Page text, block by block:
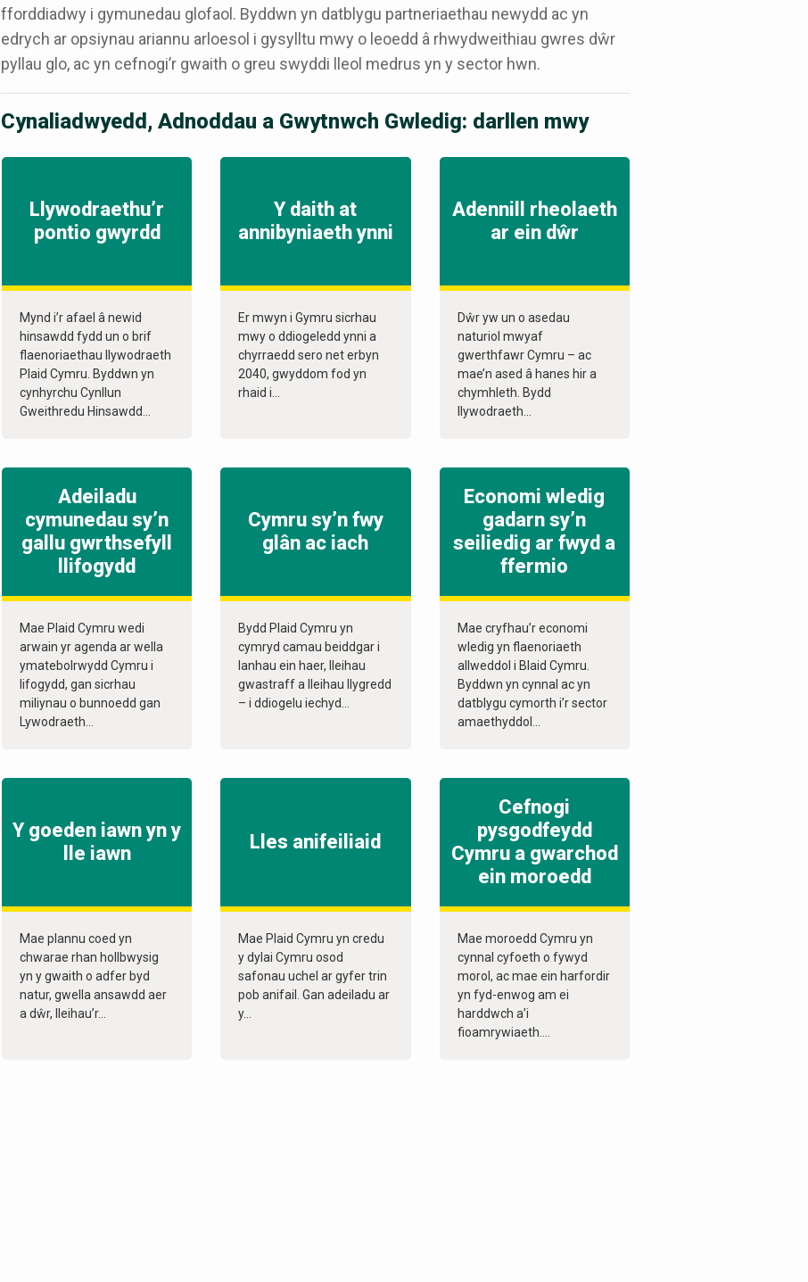
fforddiadwy i gymunedau glofaol. Byddwn yn datblygu partneriaethau newydd ac yn
edrych ar opsiynau ariannu arloesol i gysylltu mwy o leoedd â rhwydweithiau gwres dŵr
pyllau glo, ac yn cefnogi’r gwaith o greu swyddi lleol medrus yn y sector hwn.
Cynaliadwyedd, Adnoddau a Gwytnwch Gwledig: darllen mwy
Llywodraethu’r
pontio gwyrdd
Mynd i’r afael â newid
hinsawdd fydd un o brif
flaenoriaethau llywodraeth
Plaid Cymru. Byddwn yn
cynhyrchu Cynllun
Gweithredu Hinsawdd...
Y daith at
annibyniaeth ynni
Er mwyn i Gymru sicrhau
mwy o ddiogeledd ynni a
chyrraedd sero net erbyn
2040, gwyddom fod yn
rhaid i...
Adennill rheolaeth
ar ein dŵr
Dŵr yw un o asedau
naturiol mwyaf
gwerthfawr Cymru – ac
mae’n ased â hanes hir a
chymhleth. Bydd
llywodraeth...
Adeiladu
cymunedau sy’n
gallu gwrthsefyll
llifogydd
Mae Plaid Cymru wedi
arwain yr agenda ar wella
ymatebolrwydd Cymru i
lifogydd, gan sicrhau
miliynau o bunnoedd gan
Lywodraeth...
Cymru sy’n fwy
glân ac iach
Bydd Plaid Cymru yn
cymryd camau beiddgar i
lanhau ein haer, lleihau
gwastraff a lleihau llygredd
– i ddiogelu iechyd...
Economi wledig
gadarn sy’n
seiliedig ar fwyd a
ffermio
Mae cryfhau’r economi
wledig yn flaenoriaeth
allweddol i Blaid Cymru.
Byddwn yn cynnal ac yn
datblygu cymorth i’r sector
amaethyddol...
Y goeden iawn yn y
lle iawn
Mae plannu coed yn
chwarae rhan hollbwysig
yn y gwaith o adfer byd
natur, gwella ansawdd aer
a dŵr, lleihau’r...
Lles anifeiliaid
Mae Plaid Cymru yn credu
y dylai Cymru osod
safonau uchel ar gyfer trin
pob anifail. Gan adeiladu ar
y...
Cefnogi
pysgodfeydd
Cymru a gwarchod
ein moroedd
Mae moroedd Cymru yn
cynnal cyfoeth o fywyd
morol, ac mae ein harfordir
yn fyd-enwog am ei
harddwch a’i
fioamrywiaeth....